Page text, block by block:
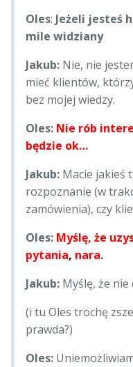
Oles: Jeżeli jesteś
mile widziany
Jakub:Nie, nie
mieć klientów,
bez mojej wiedzy.
Oles: Nie rób
będzie ok…
Jakub: Macie jakieś
rozpoznanie (w
zamówienia), czy
Oles: Myślę, że
pytania, nara.
Jakub:Myślę, że nie
(i tu Oles trochę
prawda?)
Oles: